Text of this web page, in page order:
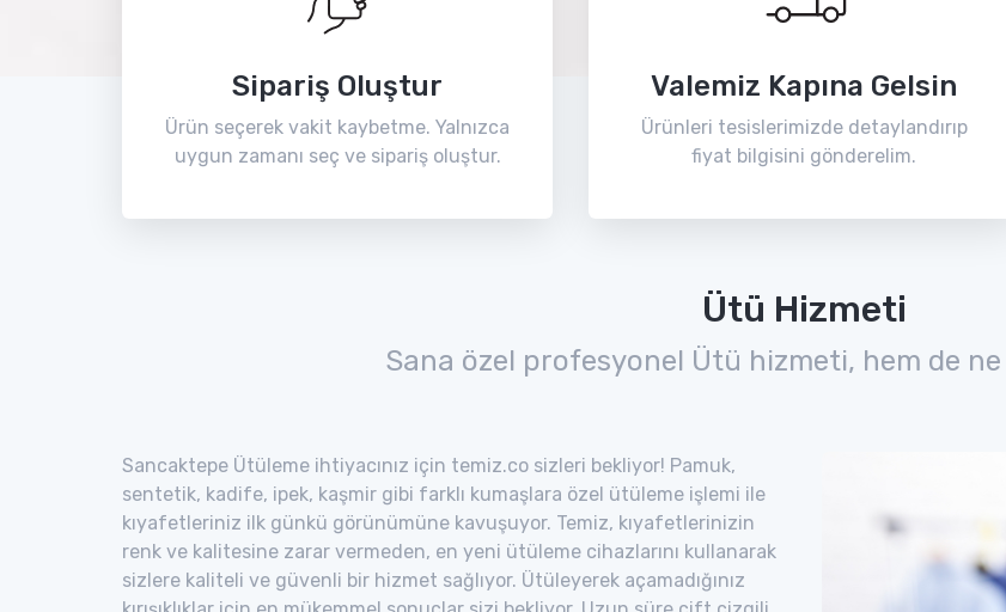
Sipariş Oluştur
Ürün seçerek vakit kaybetme. Yalnızca
uygun zamanı seç ve sipariş oluştur.
Valemiz Kapına Gelsin
Ürünleri tesislerimizde detaylandırıp
fiyat bilgisini gönderelim.
Ütü Hizmeti
Sana özel profesyonel Ütü hizmeti, hem de
Sancaktepe Ütüleme ihtiyacınız için temiz.co sizleri bekliyor! Pamuk,
sentetik, kadife, ipek, kaşmir gibi farklı kumaşlara özel ütüleme işlemi ile
kıyafetleriniz ilk günkü görünümüne kavuşuyor. Temiz, kıyafetlerinizin
renk ve kalitesine zarar vermeden, en yeni ütüleme cihazlarını kullanarak
sizlere kaliteli ve güvenli bir hizmet sağlıyor. Ütüleyerek açamadığınız